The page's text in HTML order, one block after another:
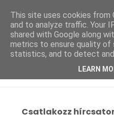
Csatlakozz
This site uses cookies
and to analyze traffic. Your
shared with Google along
metrics to ensure quality of
statistics, and to detect and
LEARN